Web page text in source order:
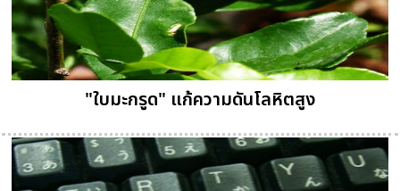
"ใบมะกรูด" แก้ความดันโลหิตสูง